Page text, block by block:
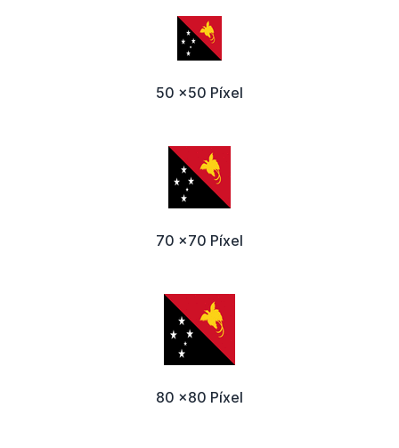
50 x50 Píxel
70 x70 Píxel
80 x80 Píxel